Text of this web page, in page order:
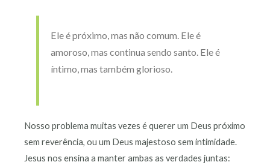
Ele é próximo, mas não comum. Ele é
amoroso, mas continua sendo santo. Ele é
íntimo, mas também glorioso.
Nosso problema muitas vezes é querer um Deus próximo
sem reverência, ou um Deus majestoso sem intimidade.
Jesus nos ensina a manter ambas as verdades juntas: